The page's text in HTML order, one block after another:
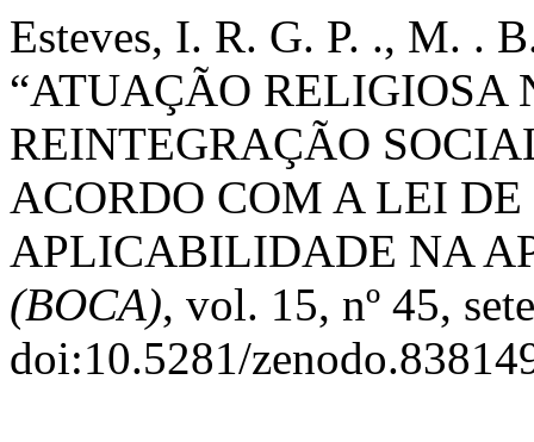
Esteves, I. R. G. P. ., M. .
“ATUAÇÃO RELIGIOSA
REINTEGRAÇÃO
ACORDO COM A LEI
APLICABILIDADE NA
(BOCA), vol. 15, nº 45,
doi:10.5281/